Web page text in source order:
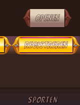
OPENEN
REGISTREREN
SPORTEN